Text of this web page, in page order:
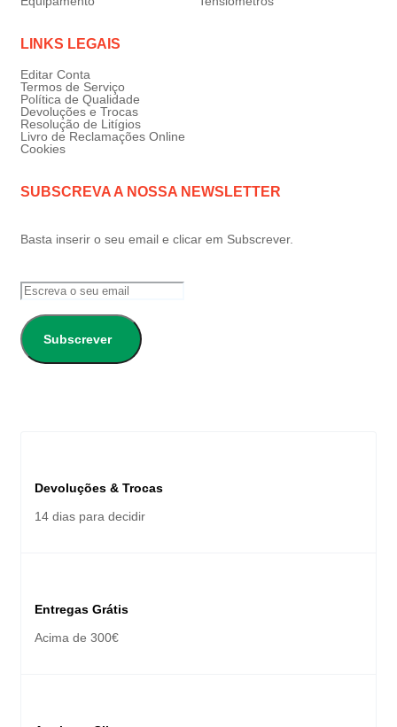
LINKS LEGAIS
Editar Conta
Termos de Serviço
Política de Qualidade
Devoluções e Trocas
Resolução de Litígios
Livro de Reclamações Online
Cookies
SUBSCREVA A NOSSA NEWSLETTER
Basta inserir o seu email e clicar em Subscrever.
Subscrever
Devoluções & Trocas
14 dias para decidir
Entregas Grátis
Acima de 300€